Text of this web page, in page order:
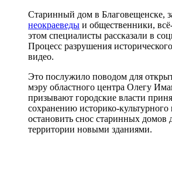
Старинный дом в Благовещенске,
неокраеведы и общественники,
этом специалисты рассказали в
Процесс разрушения
видео.
Это послужило поводом для
мэру областного центра Олегу
призывают городские власти
сохранению историко-культурного
остановить снос старинных домов
территории новыми зданиями.